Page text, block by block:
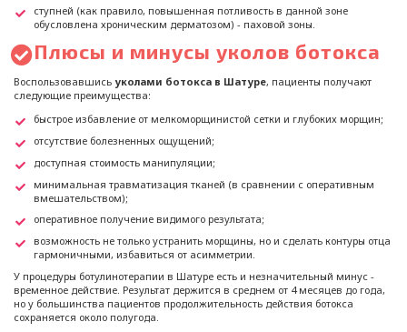
ступней (как правило, повышенная потливость в данной зоне
обусловлена хроническим дерматозом) - паховой зоны.
Плюсы и минусы уколов ботокса
Воспользовавшись уколами ботокса в Шатуре, пациенты получают
следующие преимущества:
быстрое избавление от мелкоморщинистой сетки и глубоких морщин;
отсутствие болезненных ощущений;
доступная стоимость манипуляции;
минимальная травматизация тканей (в сравнении с оперативным
вмешательством);
оперативное получение видимого результата;
возможность не только устранить морщины, но и сделать контуры отца
гармоничными, избавиться от асимметрии.
У процедуры ботулинотерапии в Шатуре есть и незначительный минус -
временное действие. Результат держится в среднем от 4 месяцев до года,
но у большинства пациентов продолжительность действия ботокса
сохраняется около полугода.